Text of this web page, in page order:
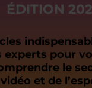
ÉDITION
experts pour
le
vidéo et de